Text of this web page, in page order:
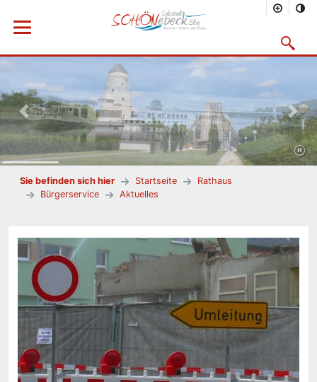
Menü öffnen
Vorheriges Bild
Sie befinden sich hier Startseite
Rathaus
Bürgerservice
Aktuelles